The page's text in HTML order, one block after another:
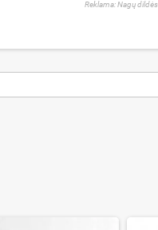
Reklama: Nagų